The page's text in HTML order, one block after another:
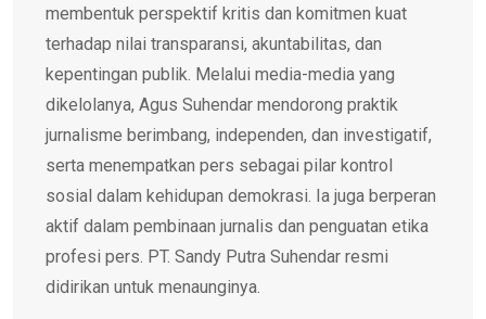
membentuk perspektif kritis dan komitmen kuat
terhadap nilai transparansi, akuntabilitas, dan
kepentingan publik. Melalui media-media yang
dikelolanya, Agus Suhendar mendorong praktik
jurnalisme berimbang, independen, dan investigatif,
serta menempatkan pers sebagai pilar kontrol
sosial dalam kehidupan demokrasi. Ia juga berperan
aktif dalam pembinaan jurnalis dan penguatan etika
profesi pers. PT. Sandy Putra Suhendar resmi
didirikan untuk menaunginya.